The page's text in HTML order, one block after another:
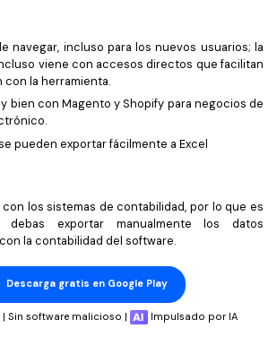
características
Android
con descuento académico.
de PDF.
navegar, incluso para los nuevos usuarios; la
viene con accesos directos que facilitan
la herramienta.
bien con Magento y Shopify para negocios de
pueden exportar fácilmente a Excel
los sistemas de contabilidad, por lo que es
debas exportar manualmente los datos
la contabilidad del software.
Descarga gratis en Google Play
| Sin software malicioso | Impulsado por IA